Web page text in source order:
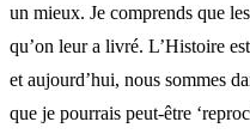
un mieux. Je comprends que
qu’on leur a livré. L’Histoire
et aujourd’hui, nous sommes
que je pourrais peut-être